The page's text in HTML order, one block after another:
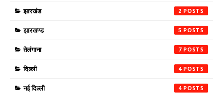
झारखंड 2
झारखण्ड 5
तेलंगाना 7
दिल्ली 4
नई दिल्ली 4